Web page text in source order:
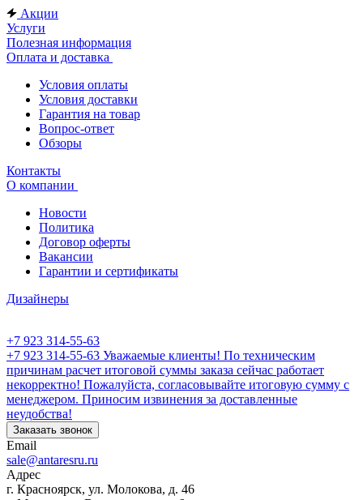
Акции
Услуги
Полезная информация
Оплата и доставка
Условия оплаты
Условия доставки
Гарантия на товар
Вопрос-ответ
Обзоры
Контакты
О компании
Новости
Политика
Договор оферты
Вакансии
Гарантии и сертификаты
Дизайнеры
+7 923 314-55-63
+7 923 314-55-63 Уважаемые клиенты! По техническим
причинам расчет итоговой суммы заказа сейчас работает
некорректно! Пожалуйста, согласовывайте итоговую сумму с
менеджером. Приносим извинения за доставленные
неудобства!
Заказать звонок
Email
sale@antaresru.ru
Адрес
г. Красноярск, ул. Молокова, д. 46